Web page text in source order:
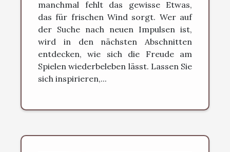
manchmal fehlt das gewisse Etwas,
das für frischen Wind sorgt. Wer auf
der Suche nach neuen Impulsen ist,
wird in den nächsten Abschnitten
entdecken, wie sich die Freude am
Spielen wiederbeleben lässt. Lassen Sie
sich inspirieren,...